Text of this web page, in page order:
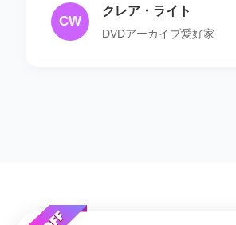
CW
クレア・ライト
DVDアーカイブ愛好家